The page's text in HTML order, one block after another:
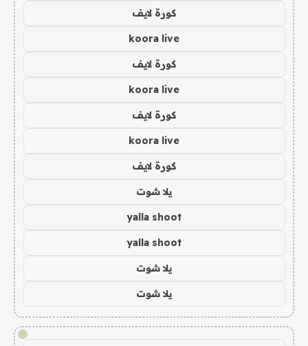
كورة لايف
koora live
كورة لايف
koora live
كورة لايف
koora live
كورة لايف
يلا شوت
yalla shoot
yalla shoot
يلا شوت
يلا شوت
!